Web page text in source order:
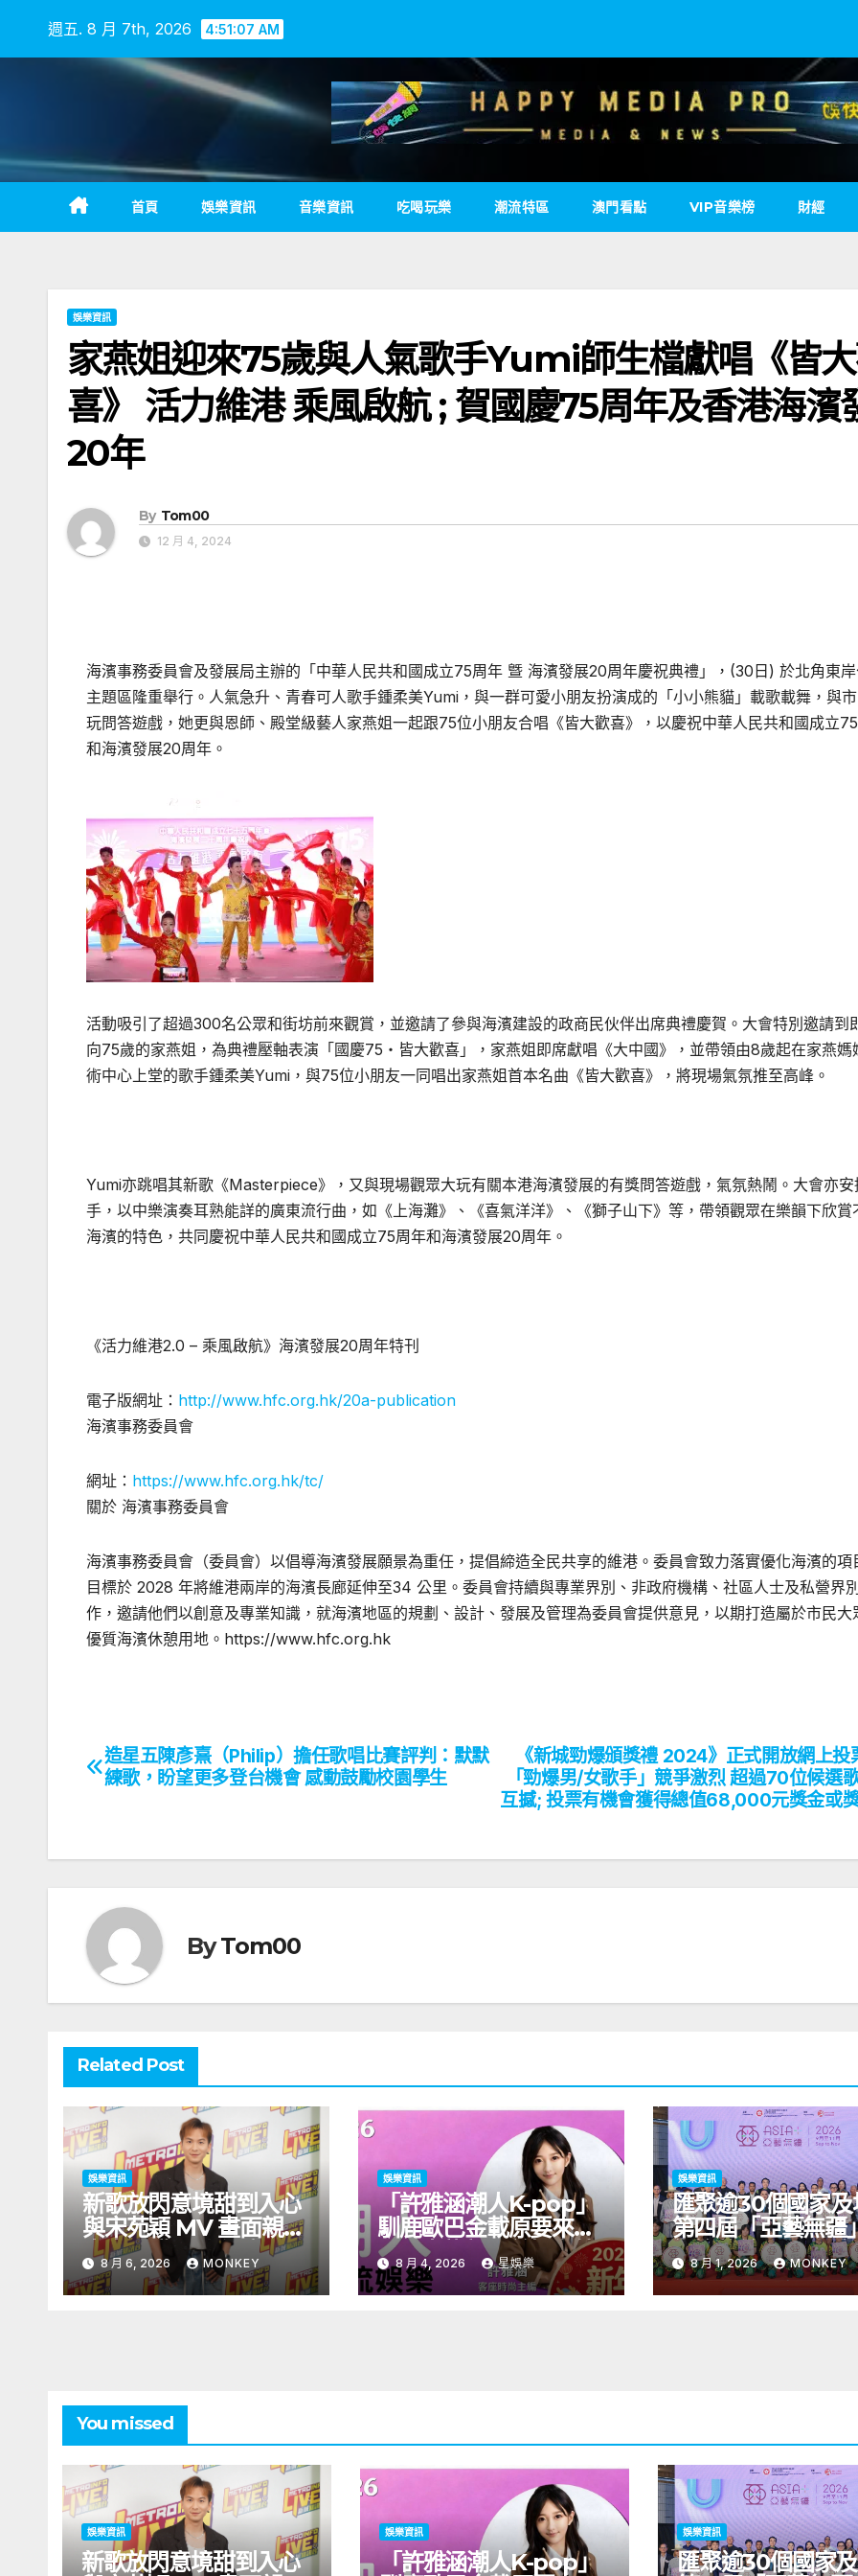
週五. 8 月 7th, 2026 4:51:07 AM
首頁 娛樂資訊 音樂資訊 吃喝玩樂 潮流特區 澳門看點 VIP音樂榜 財經
娛樂資訊
家燕姐迎來75歲與人氣歌手Yumi師生檔獻唱《皆
喜》 活力維港 乘風啟航 ; 賀國慶75周年及香港海濱
20年
By Tom00
12 月 4, 2024
海濱事務委員會及發展局主辦的「中華人民共和國成立75周年 曁 海濱發展20周年慶祝典禮」， (30 日 ) 於北角東
主題區隆重舉行。人氣急升、青春可人歌手鍾柔美Yumi ，與一群可愛小朋友扮演成的「小小熊貓」載歌載舞，與
玩問答遊戲，她更與恩師、殿堂級藝人家燕姐一起跟75位小朋友合唱《皆大歡喜》，以慶祝中華人民共和國成立75
和海濱發展20周年。
活動吸引了超過300名公眾和街坊前來觀賞，並邀請了參與海濱建設的政商民伙伴出席典禮慶賀。大會特別邀請到
向75歲的家燕姐，為典禮壓軸表演「國慶75 ‧皆大歡喜」，家燕姐即席獻唱《大中國》，並帶領由8歲起在家燕媽
術中心上堂的歌手鍾柔美Yumi ，與75位小朋友一同唱出家燕姐首本名曲《皆大歡喜》，將現場氣氛推至高峰。
Yumi亦跳唱其新歌《Masterpiece》，又與現場觀眾大玩有關本港海濱發展的有獎問答遊戲，氣氛熱鬧。大會亦安
手，以中樂演奏耳熟能詳的廣東流行曲，如《上海灘》、《喜氣洋洋》、《獅子山下》等，帶領觀眾在樂韻下欣賞
海濱的特色，共同慶祝中華人民共和國成立75周年和海濱發展20周年。
《活力維港2.0 – 乘風啟航》海濱發展20周年特刊
電子版網址： http://www.hfc.org.hk/20a-publication
海濱事務委員會
網址： https://www.hfc.org.hk/tc/
關於 海濱事務委員會
海濱事務委員會（委員會）以倡導海濱發展願景為重任，提倡締造全民共享的維港。委員會致力落實優化海濱的項
目標於 2028 年將維港兩岸的海濱長廊延伸至34 公里。委員會持續與專業界別、非政府機構、社區人士及私營界
作，邀請他們以創意及專業知識，就海濱地區的規劃、設計、發展及管理為委員會提供意見，以期打造屬於市民大
優質海濱休憩用地。 https://www.hfc.org.hk
文
《新城勁爆頒獎禮 2024》正式開放網上投
「勁爆男/女歌手」競爭激烈 超過70位候選
互撼; 投票有機會獲得總值68,000元獎金或
造星五陳彥熹（Philip）擔任歌唱比賽評判：默默
練歌，盼望更多登台機會 感動鼓勵校園學生
ByTom00
Related Post
娛樂資訊
新歌放閃意境甜到入心
與宋苑穎 MV 畫面親暱
太太呷醋 周吉佩廣州一
日三場熱血 Busking
8 月 6, 2026 MONKEY
娛樂資訊
「許雅涵潮人K-pop」
馴鹿歐巴金載原要來台
北！青龍新人首場海外
見面會8/9開搶
8 月 4, 2026 星娛樂
娛樂資訊
匯聚逾30個國家及
第四屆「亞藝無疆
術節將於9至11月
開幕節目《三角演
音樂會演出陣容包
8 月 1, 2026 MONKEY
You missed
娛樂資訊
新歌放閃意境甜到入心
娛樂資訊
「許雅涵潮人K-pop」
娛樂資訊
匯聚逾30個國家